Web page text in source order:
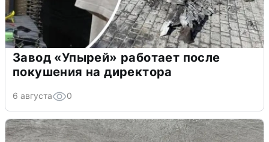
Завод «Упырей» работает после
покушения на директора
6 августа 0